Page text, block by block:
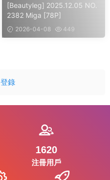
[Beautyleg] 2025.12.05 NO.
2382 Miga [78P]
2026-04-08 449
登錄
1620
注冊用戶